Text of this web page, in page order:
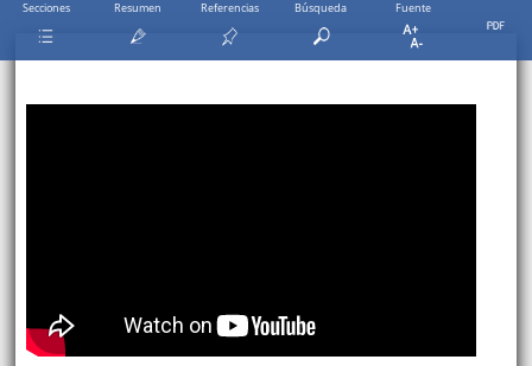
Secciones Resumen Referencias Búsqueda Fuente